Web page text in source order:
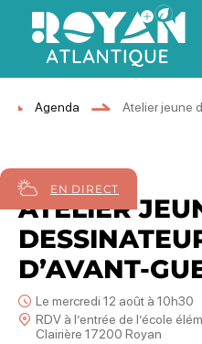
Afficher la
Royan Atlantique
Agenda Atelier jeune
EN DIRECT
12 août 2026
ATELIER
D’AVANT-
Le mercredi 12 août à 10h30
RDV à l’entrée de l’école
Clairière 17200 Royan